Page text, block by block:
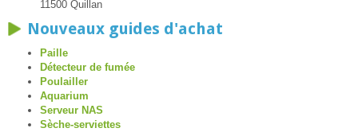
11500 Quillan
Nouveaux guides d'achat
Paille
Détecteur de fumée
Poulailler
Aquarium
Serveur NAS
Sèche-serviettes